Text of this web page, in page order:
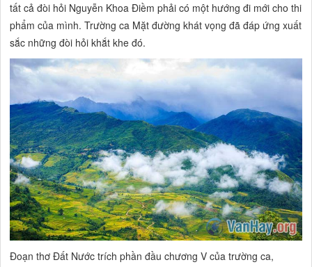
tất cả đòi hỏi Nguyễn Khoa Điềm phải có một hướng đi mới cho thi
phẩm của mình. Trường ca Mặt đường khát vọng đã đáp ứng xuất
sắc những đòi hỏi khắt khe đó.
Đoạn thơĐất Nước trích phần đầu chương V của trường ca,